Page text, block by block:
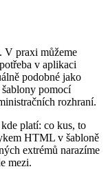
V praxi můžeme
v aplikaci
podobné jako
pomocí
rozhraní.
platí: co kus, to
HTML v šabloně
extrémů narazíme
mezi.